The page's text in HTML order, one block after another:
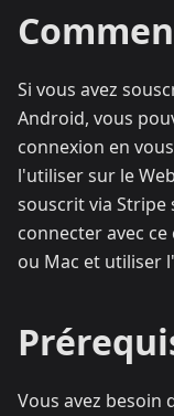
Si vous avez
Android, vous
connexion en
l'utiliser sur le
souscrit via Stripe
connecter avec
ou Mac et utiliser
Vous avez